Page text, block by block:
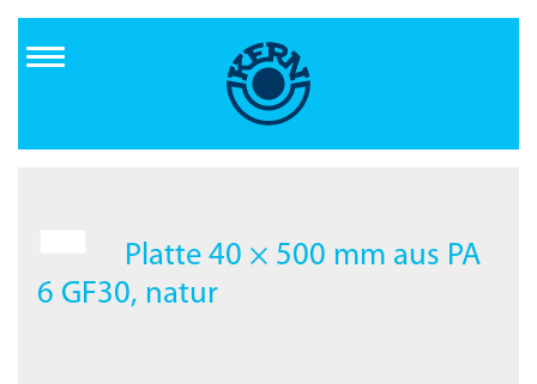
Inhalt
Platte 40 × 500 mm aus PA
6 GF30, natur